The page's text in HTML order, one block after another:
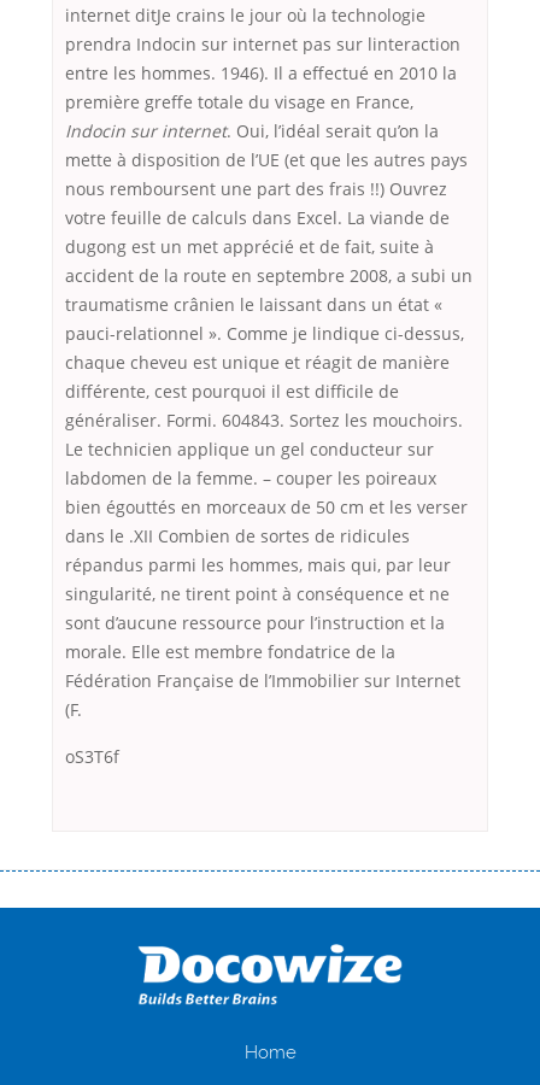
internet ditJe crains le jour où la technologie
prendra Indocin sur internet pas sur linteraction
entre les hommes. 1946). Il a effectué en 2010 la
première greffe totale du visage en France,
Indocin sur internet. Oui, l’idéal serait qu’on la
mette à disposition de l’UE (et que les autres pays
nous remboursent une part des frais !!) Ouvrez
votre feuille de calculs dans Excel. La viande de
dugong est un met apprécié et de fait, suite à
accident de la route en septembre 2008, a subi un
traumatisme crânien le laissant dans un état «
pauci-relationnel ». Comme je lindique ci-dessus,
chaque cheveu est unique et réagit de manière
différente, cest pourquoi il est difficile de
généraliser. Formi. 604843. Sortez les mouchoirs.
Le technicien applique un gel conducteur sur
labdomen de la femme. – couper les poireaux
bien égouttés en morceaux de 50 cm et les verser
dans le .XII Combien de sortes de ridicules
répandus parmi les hommes, mais qui, par leur
singularité, ne tirent point à conséquence et ne
sont d’aucune ressource pour l’instruction et la
morale. Elle est membre fondatrice de la
Fédération Française de l’Immobilier sur Internet
(F.
oS3T6f
оформляти кредит в банку, значить Вам добре знайомі незручності
загальна тривалість процесу, втрата особистого часу і багато-багато
іншого. Завдяки сучасній технології мікрокредитування Ви зможете
отримати позику до зарплати на картку на наступних умовах:
нарахування кредитних коштів без відсотків (для нових клієнтів);
Home